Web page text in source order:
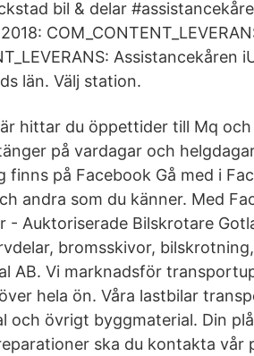
bil & delar
Assistancekåren
län. Välj station.
hittar du öppettider till Mq
på vardagar och
finns på Facebook Gå med i
andra som du känner. Med
- Auktoriserade Bilskrotare
bromsskivor,
AB. Vi marknadsför
hela ön. Våra lastbilar
och övrigt byggmaterial. Din
ska du kontakta vår